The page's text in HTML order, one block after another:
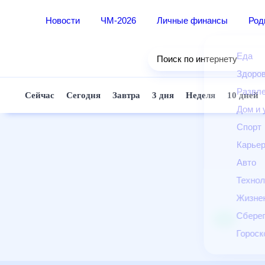
Новости ЧМ-2026 Личные финансы
Еда
Дом
Спорт
Авто
Поиск по интернету
Сейчас Сегодня Завтра 3 дня Неделя 10